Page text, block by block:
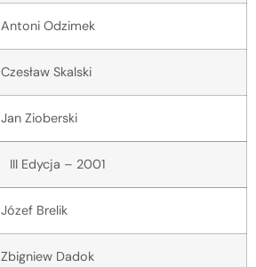
Antoni Odzimek
Czesław Skalski
Jan Zioberski
III Edycja – 2001
Józef Brelik
Zbigniew Dadok